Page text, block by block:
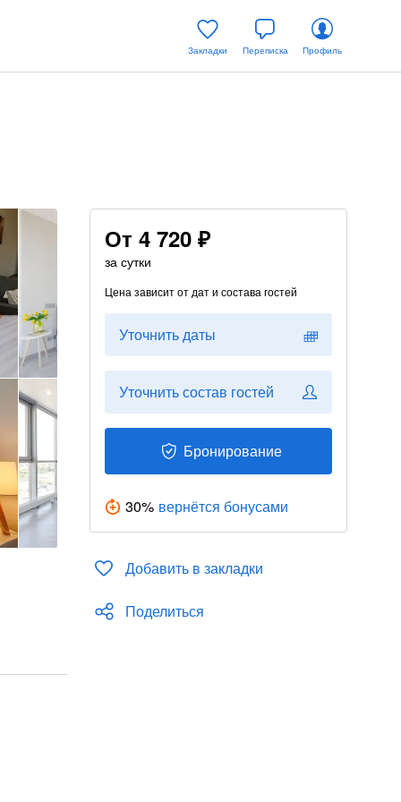
Закладки Переписка Профиль
От 4 720 ₽
за сутки
Цена зависит от дат и состава гостей
Уточнить даты
Уточнить состав гостей
Бронирование
30% вернётся бонусами
Добавить в закладки
Поделиться